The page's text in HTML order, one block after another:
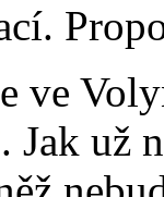
ve
. Jak už